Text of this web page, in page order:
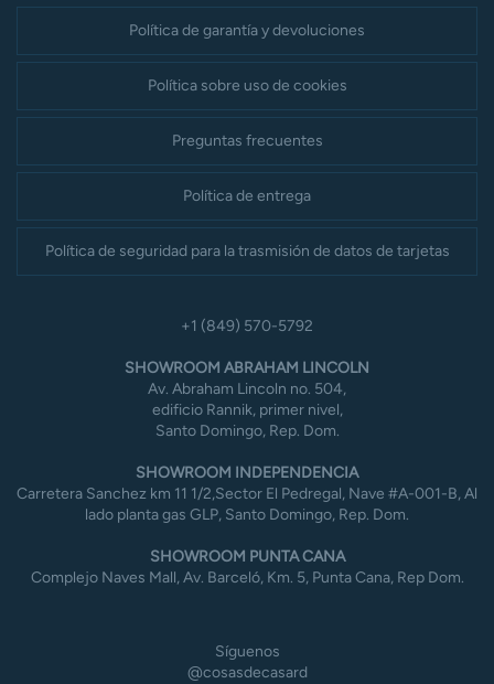
Política de garantía y devoluciones
Política sobre uso de cookies
Preguntas frecuentes
Política de entrega
Política de seguridad para la trasmisión de datos de tarjetas
+1 (849) 570-5792
SHOWROOM ABRAHAM LINCOLN
Av. Abraham Lincoln no. 504,
edificio Rannik, primer nivel,
Santo Domingo, Rep. Dom.
SHOWROOM INDEPENDENCIA
Carretera Sanchez km 11 1/2,Sector El Pedregal, Nave #A-001-B, Al
lado planta gas GLP, Santo Domingo, Rep. Dom.
SHOWROOM PUNTA CANA
Complejo Naves Mall, Av. Barceló, Km. 5, Punta Cana, Rep Dom.
Síguenos
@cosasdecasard